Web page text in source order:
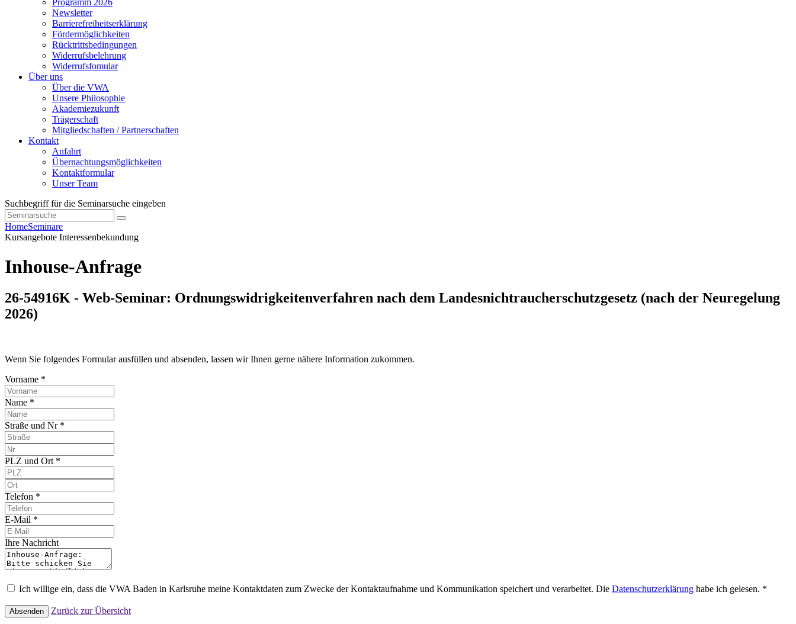
Programm 2026
Newsletter
Barrierefreiheitserklärung
Fördermöglichkeiten
Rücktrittsbedingungen
Widerrufsbelehrung
Widerrufsfomular
Über uns
Über die VWA
Unsere Philosophie
Akademiezukunft
Trägerschaft
Mitgliedschaften / Partnerschaften
Kontakt
Anfahrt
Übernachtungsmöglichkeiten
Kontaktformular
Unser Team
Suchbegriff für die Seminarsuche eingeben
HomeSeminare
Kursangebote Interessenbekundung
Inhouse-Anfrage
26-54916K - Web-Seminar: Ordnungswidrigkeitenverfahren nach dem Landesnichtraucherschutzgesetz (nach der Neuregelung
2026)
Wenn Sie folgendes Formular ausfüllen und absenden, lassen wir Ihnen gerne nähere Information zukommen.
Vorname *
Name *
Straße und Nr *
PLZ und Ort *
Telefon *
E-Mail *
Ihre Nachricht
Ich willige ein, dass die VWA Baden in Karlsruhe meine Kontaktdaten zum Zwecke der Kontaktaufnahme und Kommunikation speichert und verarbeitet. Die Datenschutzerklärung habe ich gelesen. *
Absenden Zurück zur Übersicht